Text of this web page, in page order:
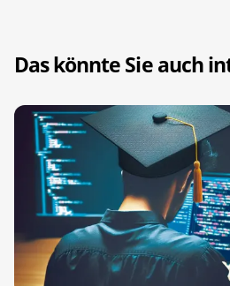
Das könnte Sie auch